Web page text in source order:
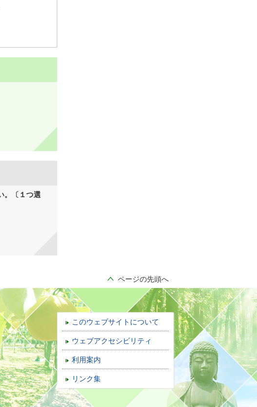
。〔１つ選
ページの先頭へ
このウェブサイトについて
ウェブアクセシビリティ
利用案内
リンク集